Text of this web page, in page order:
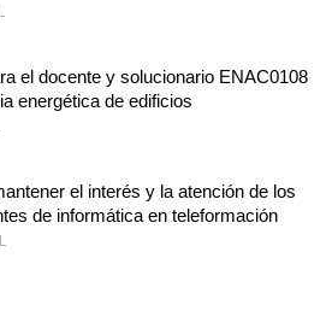
el docente y solucionario ENAC0108
energética de edificios
el interés y la atención de los
de informática en teleformación